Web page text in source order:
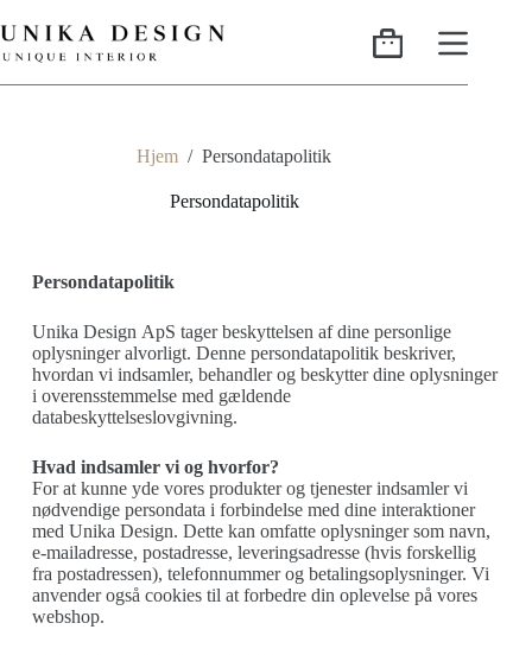
Hjem / Persondatapolitik
Persondatapolitik
Persondatapolitik
Unika Design ApS tager beskyttelsen af dine personlige
oplysninger alvorligt. Denne persondatapolitik beskriver,
hvordan vi indsamler, behandler og beskytter dine oplysninger
i overensstemmelse med gældende
databeskyttelseslovgivning.
Hvad indsamler vi og hvorfor?
For at kunne yde vores produkter og tjenester indsamler vi
nødvendige persondata i forbindelse med dine interaktioner
med Unika Design. Dette kan omfatte oplysninger som navn,
e-mailadresse, postadresse, leveringsadresse (hvis forskellig
fra postadressen), telefonnummer og betalingsoplysninger. Vi
anvender også cookies til at forbedre din oplevelse på vores
webshop.